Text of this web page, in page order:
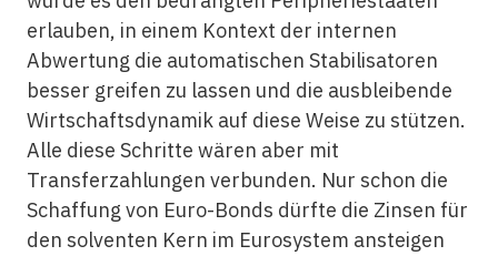
erlauben, in einem Kontext der internen
Abwertung die automatischen Stabilisatoren
besser greifen zu lassen und die ausbleibende
Wirtschaftsdynamik auf diese Weise zu stützen.
Alle diese Schritte wären aber mit
Transferzahlungen verbunden. Nur schon die
Schaffung von Euro-Bonds dürfte die Zinsen für
den solventen Kern im Eurosystem ansteigen